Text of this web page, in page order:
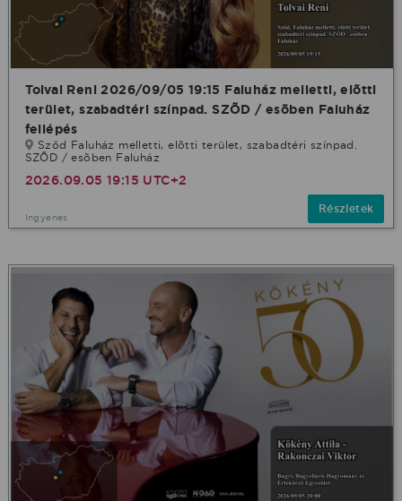
Tolvai Reni 2026/09/05 19:15 Faluház melletti, elõtti
terület, szabadtéri színpad. SZÕD / esõben Faluház
fellépés
Sződ Faluház melletti, elõtti terület, szabadtéri színpad.
SZÕD / esõben Faluház
2026.09.05 19:15 UTC+2
Ingyenes
Részletek